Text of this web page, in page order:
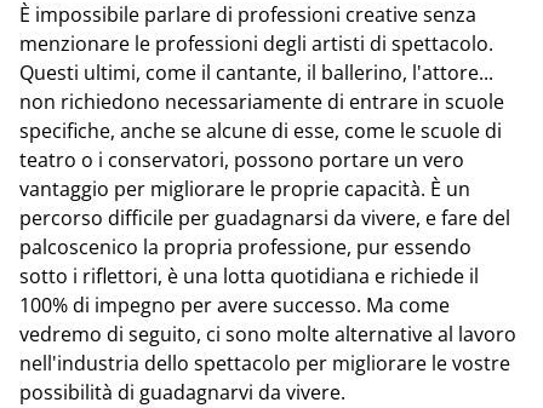
È impossibile parlare di professioni creative senza
menzionare le professioni degli artisti di spettacolo.
Questi ultimi, come il cantante, il ballerino, l'attore...
non richiedono necessariamente di entrare in scuole
specifiche, anche se alcune di esse, come le scuole di
teatro o i conservatori, possono portare un vero
vantaggio per migliorare le proprie capacità. È un
percorso difficile per guadagnarsi da vivere, e fare del
palcoscenico la propria professione, pur essendo
sotto i riflettori, è una lotta quotidiana e richiede il
100% di impegno per avere successo. Ma come
vedremo di seguito, ci sono molte alternative al lavoro
nell'industria dello spettacolo per migliorare le vostre
possibilità di guadagnarvi da vivere.